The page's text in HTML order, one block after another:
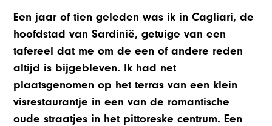
Een jaar of tien geleden was ik in Cagliari, de
hoofdstad van Sardinië, getuige van een
tafereel dat me om de een of andere reden
altijd is bijgebleven. Ik had net
plaatsgenomen op het terras van een klein
visrestaurantje in een van de romantische
oude straatjes in het pittoreske centrum. Een